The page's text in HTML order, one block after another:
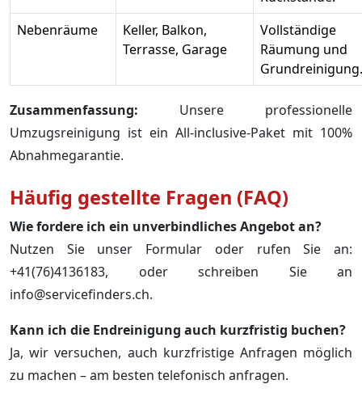
Nebenräume
Keller, Balkon,
Terrasse, Garage
Vollständige
Räumung und
Grundreinigung.
Zusammenfassung: Unsere professionelle
Umzugsreinigung ist ein All-inclusive-Paket mit 100%
Abnahmegarantie.
Häufig gestellte Fragen (FAQ)
Wie fordere ich ein unverbindliches Angebot an?
Nutzen Sie unser Formular oder rufen Sie an:
+41(76)4136183, oder schreiben Sie an
info@servicefinders.ch.
Kann ich die Endreinigung auch kurzfristig buchen?
Ja, wir versuchen, auch kurzfristige Anfragen möglich
zu machen – am besten telefonisch anfragen.